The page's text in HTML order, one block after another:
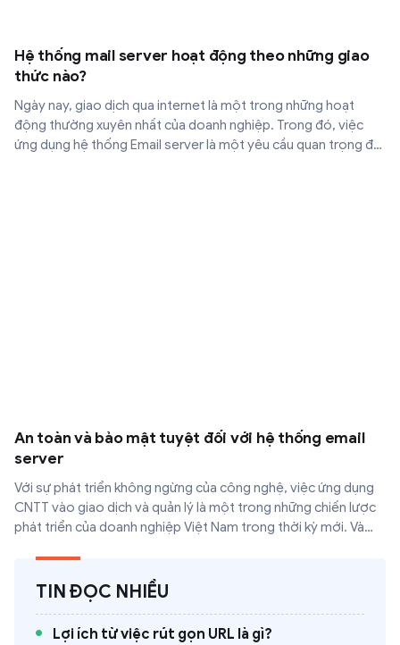
Hệ thống mail server hoạt động theo những giao
thức nào?
Ngày nay, giao dịch qua internet là một trong những hoạt
động thường xuyên nhất của doanh nghiệp. Trong đó, việc
ứng dụng hệ thống Email server là một yêu cầu quan trọng để
An toàn và bảo mật tuyệt đối với hệ thống email
server
Với sự phát triển không ngừng của công nghệ, việc ứng dụng
CNTT vào giao dịch và quản lý là một trong những chiến lược
phát triển của doanh nghiệp Việt Nam trong thời kỳ mới. Và
bảo mật thông tin một cách tối ưu nhất.
TIN ĐỌC NHIỀU
Lợi ích từ việc rút gọn URL là gì?